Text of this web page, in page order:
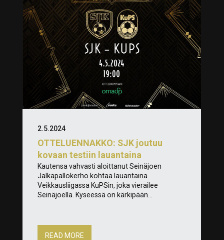
OTTELUENNAKKO: SJK joutuu
kovaan testiin lauantaina
2.5.2024
Kautensa vahvasti aloittanut Seinäjoen
Jalkapallokerho kohtaa lauantaina
Veikkausliigassa KuPSin, joka vierailee
Seinäjoella. Kyseessä on kärkipään...
READ MORE